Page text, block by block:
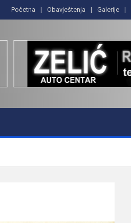
Početna Obavještenja Galerije